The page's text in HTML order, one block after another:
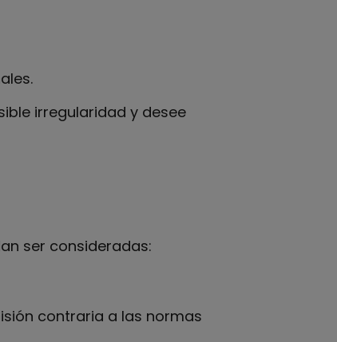
irregularidad y desee
ser consideradas:
contraria a las normas